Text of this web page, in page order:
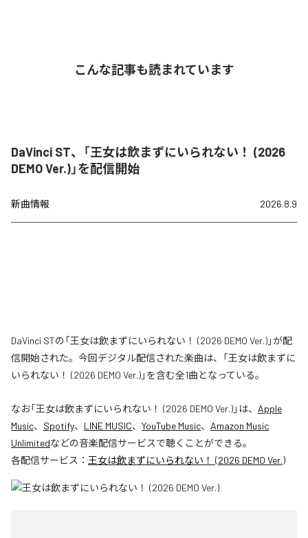
こんな記事も読まれています
DaVinci ST、「王女は飲まずにいられない！ (2026
DEMO Ver.)」を配信開始
新曲情報 2026.8.9
DaVinci STの「王女は飲まずにいられない！ (2026 DEMO Ver.)」が配
信開始された。今回デジタル配信された楽曲は、「王女は飲まずに
いられない！ (2026 DEMO Ver.)」を含む全1曲となっている。
なお「王女は飲まずにいられない！ (2026 DEMO Ver.)」は、 Apple
Music、 Spotify、 LINE MUSIC、 YouTube Music、 Amazon Music
Unlimitedなどの音楽配信サービスで聴くことができる。
各配信サービス： 王女は飲まずにいられない！ (2026 DEMO Ver.)